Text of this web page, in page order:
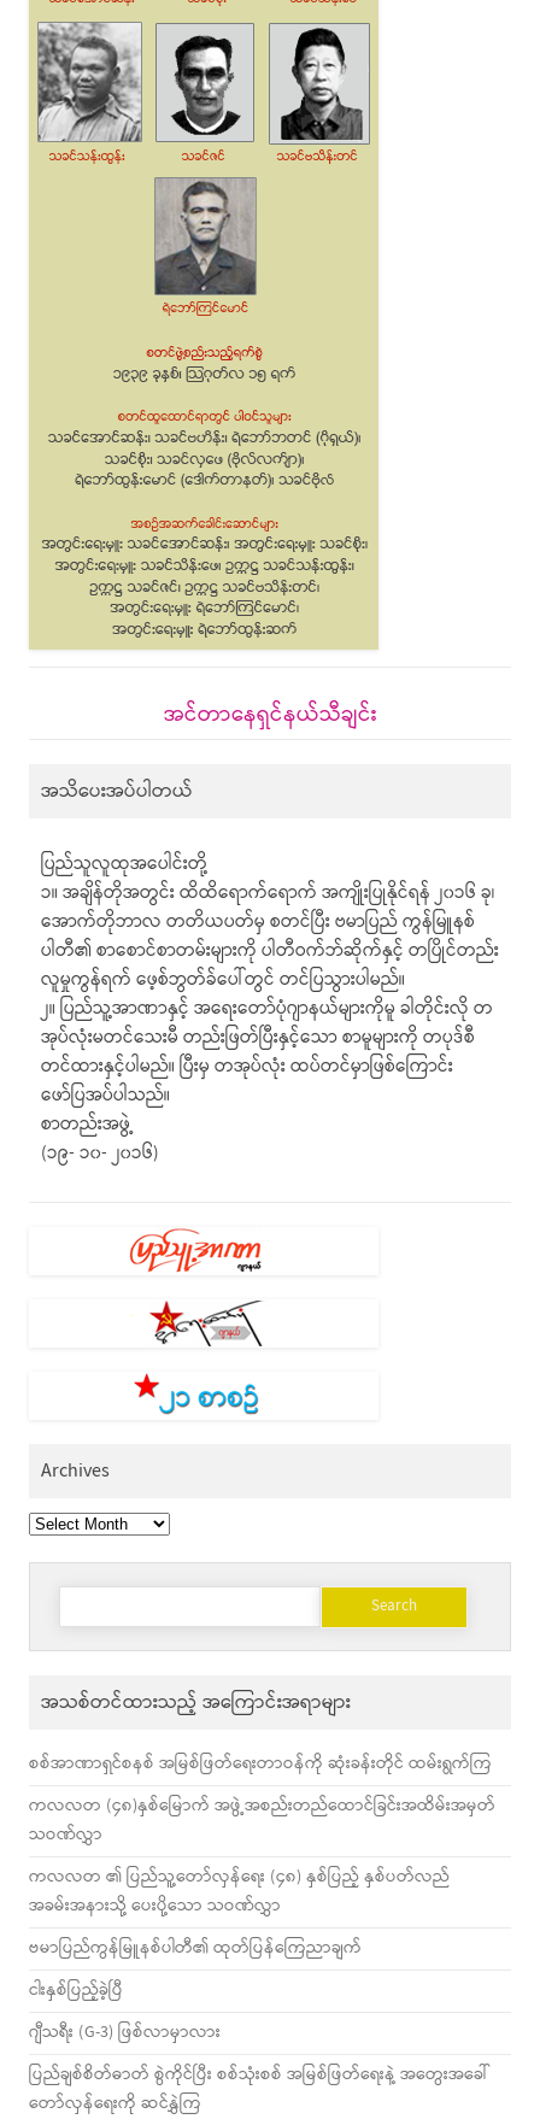
အင်တာနေရှင်နယ်သီချင်း
အသိပေးအပ်ပါတယ်
ပြည်သူလူထုအပေါင်းတို့
၁။ အချိန်တိုအတွင်း ထိထိရောက်ရောက် အကျိုးပြုနိုင်ရန် ၂၀၁၆ ခု၊
အောက်တိုဘာလ တတိယပတ်မှ စတင်ပြီး ဗမာပြည် ကွန်မြူနစ်
ပါတီ၏ စာစောင်စာတမ်းများကို ပါတီဝက်ဘ်ဆိုက်နှင့် တပြိုင်တည်း
လူမှုကွန်ရက် ဖေ့စ်ဘွတ်ခ်ပေါ်တွင် တင်ပြသွားပါမည်။
၂။ ပြည်သူ့အာဏာနှင့် အရေးတော်ပုံဂျာနယ်များကိုမူ ခါတိုင်းလို တ
အုပ်လုံးမတင်သေးမီ တည်းဖြတ်ပြီးနှင့်သော စာမူများကို တပုဒ်စီ
တင်ထားနှင့်ပါမည်။ ပြီးမှ တအုပ်လုံး ထပ်တင်မှာဖြစ်ကြောင်း
ဖော်ပြအပ်ပါသည်။
စာတည်းအဖွဲ့
(၁၉- ၁၀- ၂၀၁၆)
Archives
Archives
Search
အသစ်တင်ထားသည့် အကြောင်းအရာများ
စစ်အာဏာရှင်စနစ် အမြစ်ဖြတ်ရေးတာဝန်ကို ဆုံးခန်းတိုင် ထမ်းရွက်ကြ
ကလလတ (၄၈)နှစ်မြောက် အဖွဲ့အစည်းတည်ထောင်ခြင်းအထိမ်းအမှတ်
သဝဏ်လွှာ
ကလလတ ၏ ပြည်သူ့တော်လှန်ရေး (၄၈) နှစ်ပြည့် နှစ်ပတ်လည်
အခမ်းအနားသို့ ပေးပို့သော သဝဏ်လွှာ
ဗမာပြည်ကွန်မြူနစ်ပါတီ၏ ထုတ်ပြန်ကြေညာချက်
ငါးနှစ်ပြည့်ခဲ့ပြီ
ဂျီသရီး (G-3) ဖြစ်လာမှာလား
ပြည်ချစ်စိတ်ဓာတ် စွဲကိုင်ပြီး စစ်သုံးစစ် အမြစ်ဖြတ်ရေးနဲ့ အတွေးအခေါ်
တော်လှန်ရေးကို ဆင်နွှဲကြ